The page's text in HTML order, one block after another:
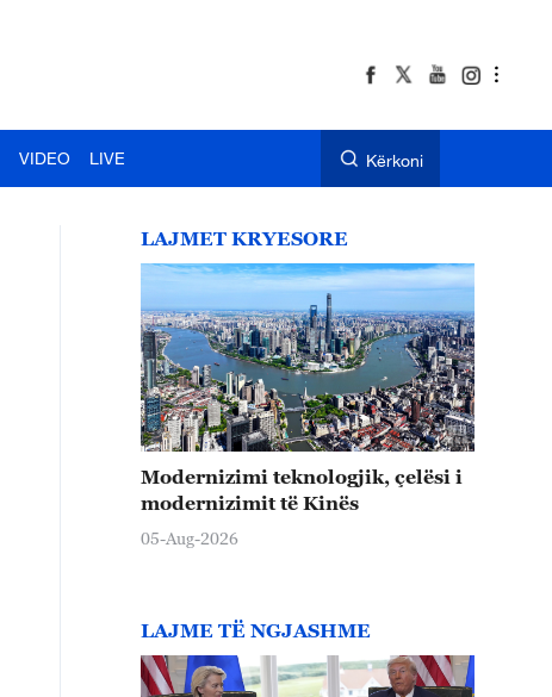
VIDEO LIVE Kërkoni
LAJMET KRYESORE
Modernizimi teknologjik, çelësi i
modernizimit të Kinës
05-Aug-2026
LAJME TË NGJASHME